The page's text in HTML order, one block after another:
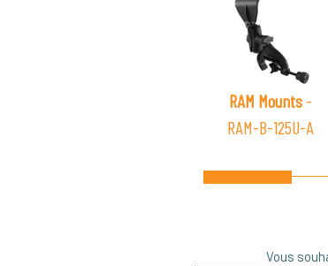
RAM Mounts-
RAM-B-125U-A
Vous